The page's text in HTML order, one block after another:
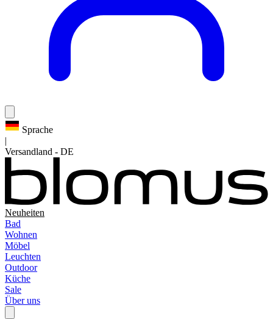
Sprache
|
Versandland - DE
Neuheiten
Bad
Wohnen
Möbel
Leuchten
Outdoor
Küche
Sale
Über uns